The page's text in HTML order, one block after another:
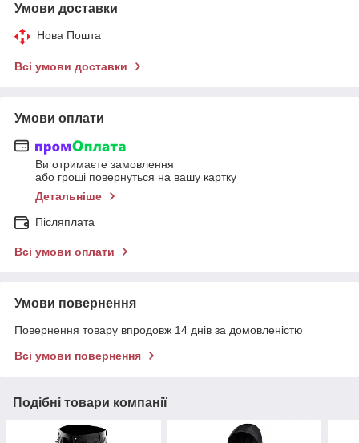
Умови доставки
Нова Пошта
Всі умови доставки
Умови оплати
Ви отримаєте замовлення
або гроші повернуться на вашу картку
Детальніше
Післяплата
Всі умови оплати
Умови повернення
Повернення товару впродовж 14 днів за домовленістю
Всі умови повернення
Подібні товари компанії